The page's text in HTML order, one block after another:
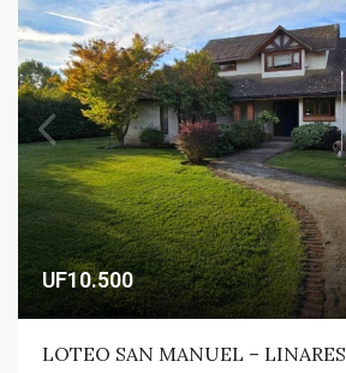
UF10.500
LOTEO SAN MANUEL – LINARES